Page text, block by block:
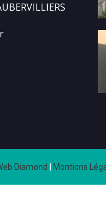
Diamond Montions